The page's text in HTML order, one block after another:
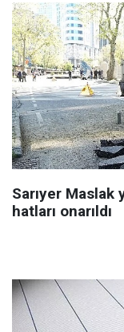
Sarıyer
hatları onarıldı